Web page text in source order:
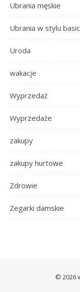
Ubrania męskie
Ubrania w stylu
Uroda
wakacje
Wyprzedaż
Wyprzedaże
zakupy
zakupy hurtowe
Zdrowie
Zegarki damskie
© 2026